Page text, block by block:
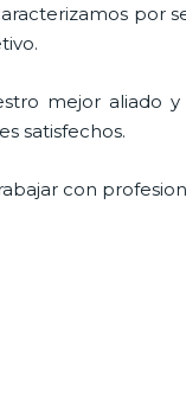
por
mejor aliado y
satisfechos.
con